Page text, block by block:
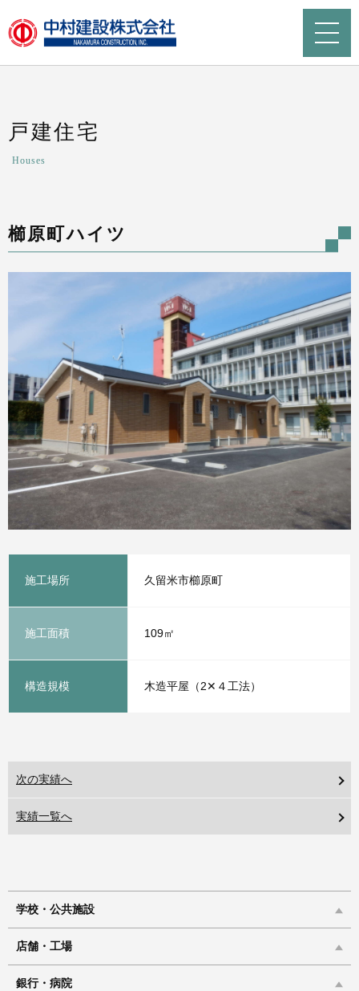
戸建住宅
Houses
櫛原町ハイツ
施工場所 久留米市櫛原町
施工面積 109㎡
構造規模 木造平屋（2✕４工法）
次の実績へ
実績一覧へ
学校・公共施設
店舗・工場
銀行・病院